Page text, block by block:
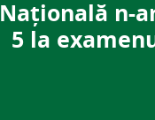
Naţională n-
5 la